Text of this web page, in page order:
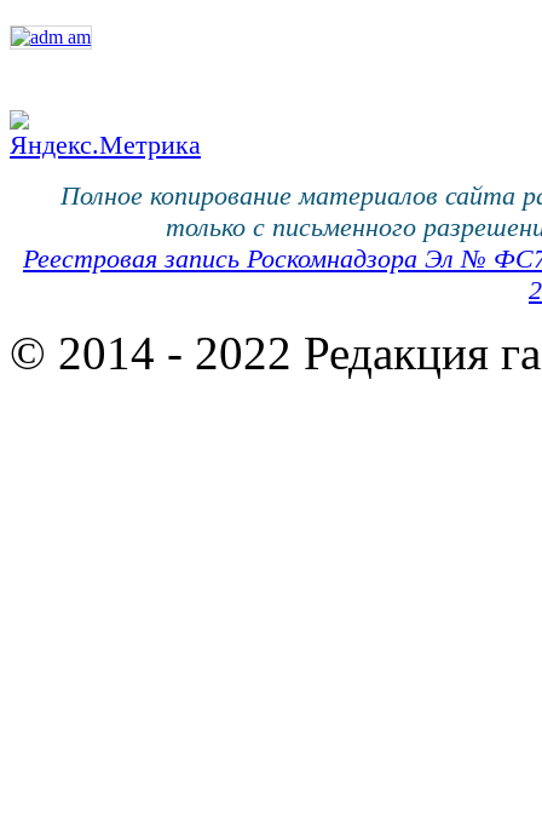
Полное копирование материалов сайта
только с письменного
Реестровая запись Роскомнадзора Эл №
© 2014 - 2022 Редакция